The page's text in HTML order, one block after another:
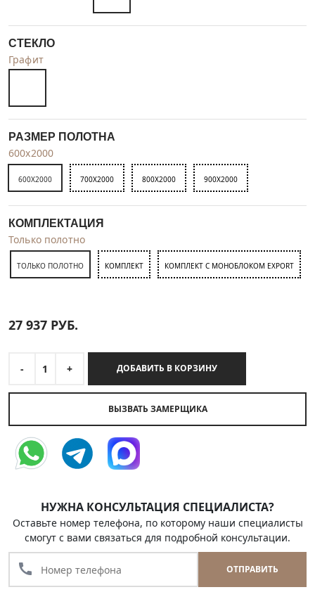
СТЕКЛО
Графит
РАЗМЕР ПОЛОТНА
600x2000
600X2000 700X2000 800X2000 900X2000
КОМПЛЕКТАЦИЯ
Только полотно
ТОЛЬКО ПОЛОТНО КОМПЛЕКТ КОМПЛЕКТ С МОНОБЛОКОМ EXPORT
27 937 РУБ.
- 1 + ДОБАВИТЬ В КОРЗИНУ
ВЫЗВАТЬ ЗАМЕРЩИКА
НУЖНА КОНСУЛЬТАЦИЯ СПЕЦИАЛИСТА?
Оставьте номер телефона, по которому наши специалисты
смогут с вами связаться для подробной консультации.
call ОТПРАВИТЬ